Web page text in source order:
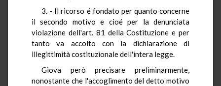
3. - Il ricorso é fondato per quanto concerne
il secondo motivo e cioé per la denunciata
violazione dell'art. 81 della Costituzione e per
tanto va accolto con la dichiarazione di
illegittimità costituzionale dell'intera legge.
Giova però precisare preliminarmente,
nonostante che l'accoglimento del detto motivo